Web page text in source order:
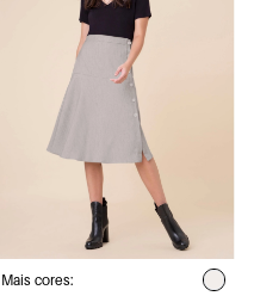
Mais cores: